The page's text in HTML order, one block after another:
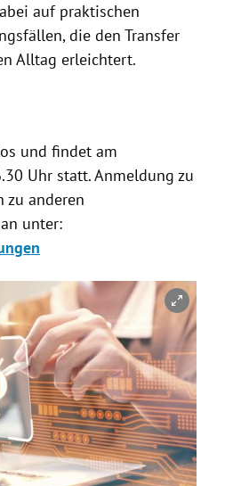
auf praktischen
die den Transfer
Alltag erleichtert.
und findet am
Uhr statt. Anmeldung zu
zu anderen
unter:
schließen